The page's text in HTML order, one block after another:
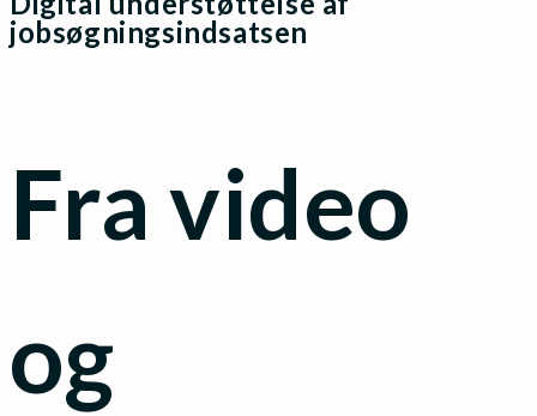
jobsøgningsindsatsen
Fra video
og